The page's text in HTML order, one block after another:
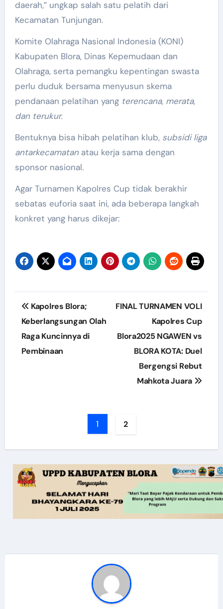
daerah,” ungkap salah satu pelatih dari
Kecamatan Tunjungan.
Komite Olahraga Nasional Indonesia (KONI)
Kabupaten Blora, Dinas Kepemudaan dan
Olahraga, serta pemangku kepentingan swasta
perlu duduk bersama menyusun skema
pendanaan pelatihan yang terencana, merata,
dan terukur.
Bentuknya bisa hibah pelatihan klub, subsidi liga
antarkecamatanatau kerja sama dengan
sponsor nasional.
Agar Turnamen Kapolres Cup tidak berakhir
sebatas euforia saat ini, ada beberapa langkah
konkret yang harus dikejar:
Post
navigation
Kapolres Blora;
Keberlangsungan Olah
Raga Kuncinnya di
Pembinaan
FINAL TURNAMEN VOLI
Kapolres Cup
Blora2025 NGAWEN vs
BLORA KOTA: Duel
Bergengsi Rebut
Mahkota Juara
1 2